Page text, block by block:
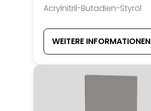
Acrylnitril-Butadien-Styrol
WEITERE INFORMATIONEN